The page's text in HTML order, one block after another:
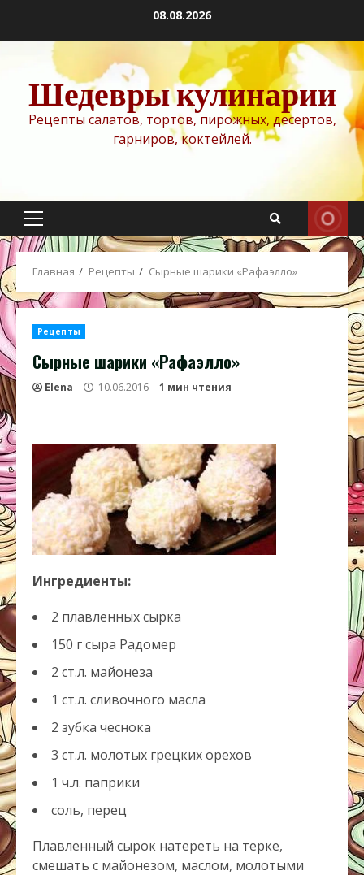
содержимому
08.08.2026
Шедевры кулинарии
Рецепты салатов, тортов, пирожных, десертов,
гарниров, коктейлей.
Основное
меню
Главная Рецепты Сырные шарики «Рафаэлло»
Рецепты
Сырные шарики «Рафаэлло»
Elena 10.06.2016 1 мин чтения
Ингредиенты:
2 плавленных сырка
150 г сыра Радомер
2 ст.л. майонеза
1 ст.л. сливочного масла
2 зубка чеснока
3 ст.л. молотых грецких орехов
1 ч.л. паприки
соль, перец
Плавленный сырок натереть на терке,
смешать с майонезом, маслом, молотыми